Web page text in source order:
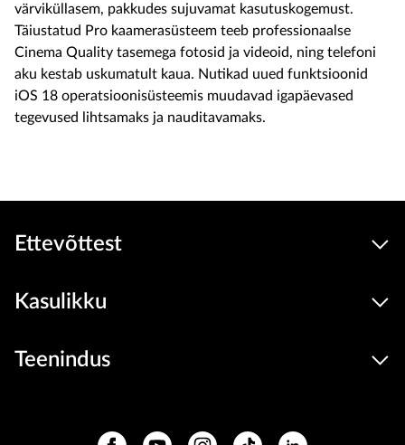
värviküllasem, pakkudes sujuvamat kasutuskogemust.
Täiustatud Pro kaamerasüsteem teeb professionaalse
Cinema Quality tasemega fotosid ja videoid, ning telefoni
aku kestab uskumatult kaua. Nutikad uued funktsioonid
iOS 18 operatsioonisüsteemis muudavad igapäevased
tegevused lihtsamaks ja nauditavamaks.
Ettevõttest
Kasulikku
Teenindus